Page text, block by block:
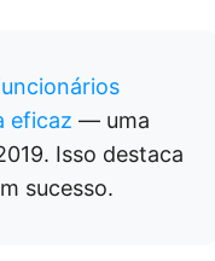
eficaz — uma
Isso destaca
sucesso.